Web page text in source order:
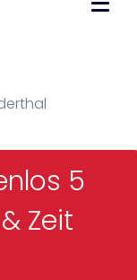
5
Zeit